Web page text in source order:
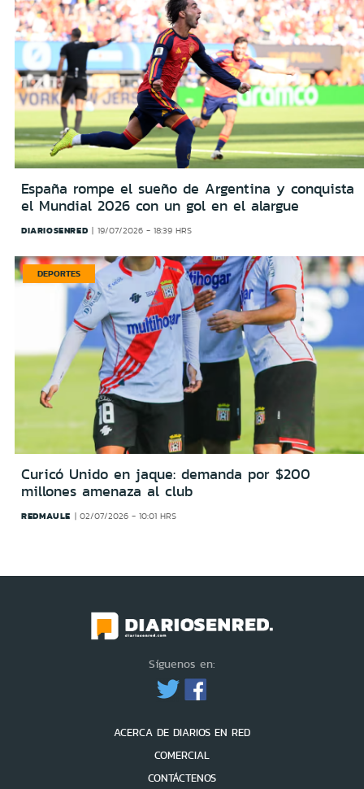
España rompe el sueño de Argentina y conquista
el Mundial 2026 con un gol en el alargue
DIARIOSENRED 19/07/2026 - 18:39 HRS
DEPORTES
Curicó Unido en jaque: demanda por $200
millones amenaza al club
REDMAULE 02/07/2026 - 10:01 HRS
Síguenos en:
ACERCA DE DIARIOS EN RED
COMERCIAL
CONTÁCTENOS